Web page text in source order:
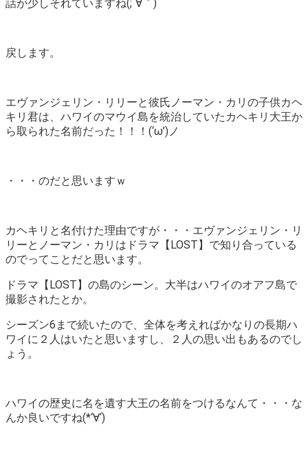
話が少しそれていますね(;´∀｀)
戻します。
エヴァンジェリン・リリーと彼氏ノーマン・カリの子供カヘ
キリ君は、ハワイのマウイ島を統治していたカヘキリ大王か
ら取られた名前だった！！！(‘ω’)ノ
・・・のだと思いますｗ
カヘキリと名付けた理由ですが・・・エヴァンジェリン・リ
リーとノーマン・カリはドラマ【LOST】で知り合っている
のでってことだと思います。
ドラマ【LOST】の島のシーン。大半はハワイのオアフ島で
撮影されたとか。
シーズン6まで続いたので、全体を考えればかなりの長期ハ
ワイに２人はいたと思いますし、２人の思い出もあるのでし
ょう。
ハワイの歴史に名を遺す大王の名前をつけるなんて・・・な
んか良いですね(*‘∀‘)